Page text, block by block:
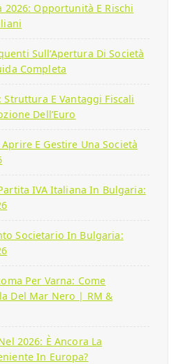
Opportunità E Rischi
Sull’Apertura Di Società
Completa
E Vantaggi Fiscali
Dell’Euro
E Gestire Una Società
IVA Italiana In Bulgaria:
Societario In Bulgaria:
Per Varna: Come
Del Mar Nero | RM &
2026: È Ancora La
In Europa?